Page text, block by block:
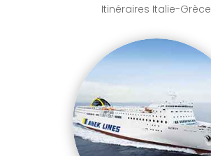
Itinéraires Italie-Grèce